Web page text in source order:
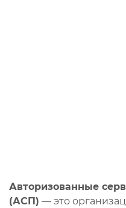
Авторизованные
(АСП) — это